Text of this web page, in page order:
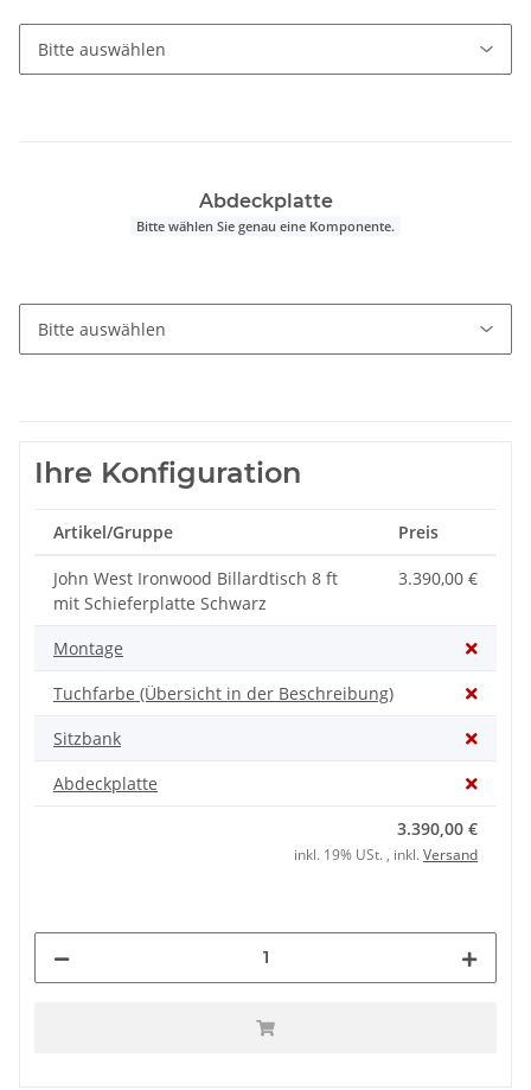
Abdeckplatte
Bitte wählen Sie genau eine Komponente.
Ihre Konfiguration
Artikel/Gruppe Preis
John West Ironwood Billardtisch 8 ft
mit Schieferplatte Schwarz
3.390,00 €
Montage
Tuchfarbe (Übersicht in der Beschreibung)
Sitzbank
Abdeckplatte
3.390,00 €
inkl. 19% USt. , inkl.Versand